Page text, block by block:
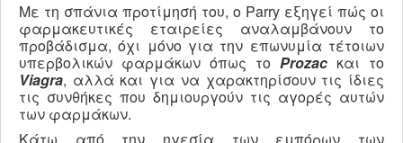
Με τη σπάνια προτίμησή του, ο Parry εξηγεί πώς οι
φαρμακευτικές εταιρείες αναλαμβάνουν το
προβάδισμα, όχι μόνο για την επωνυμία τέτοιων
υπερβολικών φαρμάκων όπως το Prozac και το
Viagra, αλλά και για να χαρακτηρίσουν τις ίδιες
τις συνθήκες που δημιουργούν τις αγορές αυτών
των φαρμάκων.